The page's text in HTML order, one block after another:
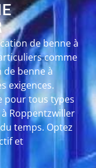
de benne à
comme
benne à
exigences.
pour tous types
Roppentzwiller
temps. Optez
et